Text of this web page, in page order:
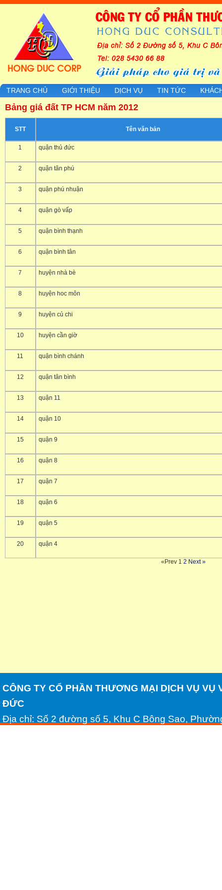
TRANG CHỦ GIỚI THIỆU DỊCH VỤ TIN TỨC
Bảng giá đất TP HCM năm 2012
STT Tên văn bản
1 quận thủ đức
2 quận tân phú
3 quận phú nhuận
4 quận gò vấp
5 quận bình thạnh
6 quận bình tân
7 huyện nhà bè
8 huyện hoc môn
9 huyện củ chi
10 huyện cần giờ
11 quận bình chánh
12 quận tân bình
13 quận 11
14 quận 10
15 quận 9
16 quận 8
17 quận 7
18 quận 6
19 quận 5
20 quận 4
«Prev 1 2 Next »
CÔNG TY CỔ PHẦN THƯƠNG MẠI DỊCH VỤ VỤ
ĐỨC
Địa chỉ: Số 2 đường số 5, Khu C Bông Sao,